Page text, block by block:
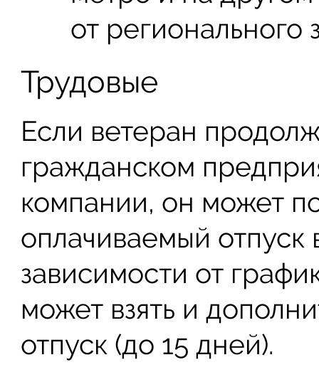
от регионального
Трудовые
Если ветеран
гражданском
компании, он может
оплачиваемый
зависимости от
может взять и
отпуск (до 15 дней).